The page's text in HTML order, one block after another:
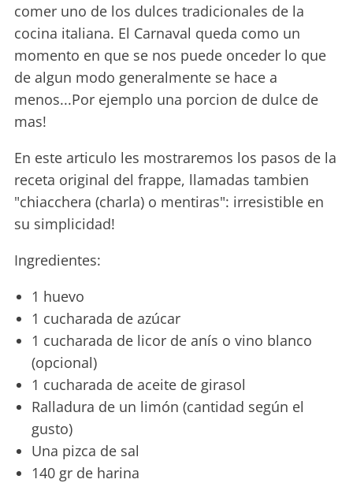
comer uno de los dulces tradicionales de la
cocina italiana. El Carnaval queda como un
momento en que se nos puede onceder lo que
de algun modo generalmente se hace a
menos...Por ejemplo una porcion de dulce de
mas!
En este articulo les mostraremos los pasos de la
receta original del frappe, llamadas tambien
"chiacchera (charla) o mentiras": irresistible en
su simplicidad!
Ingredientes:
1 huevo
1 cucharada de azúcar
1 cucharada de licor de anís o vino blanco
(opcional)
1 cucharada de aceite de girasol
Ralladura de un limón (cantidad según el
gusto)
Una pizca de sal
140 gr de harina